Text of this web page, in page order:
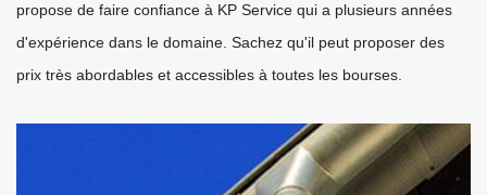
propose de faire confiance à KP Service qui a plusieurs années
d'expérience dans le domaine. Sachez qu'il peut proposer des
prix très abordables et accessibles à toutes les bourses.